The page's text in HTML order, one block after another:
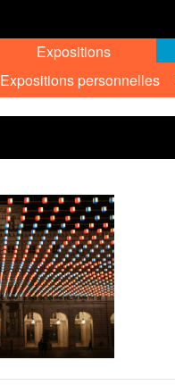
Expositions
Expositions personnelles